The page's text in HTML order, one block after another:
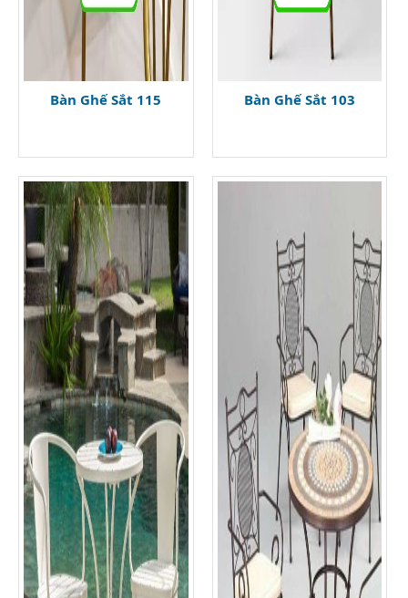
Bàn Ghế Sắt 115 Bàn Ghế Sắt 103